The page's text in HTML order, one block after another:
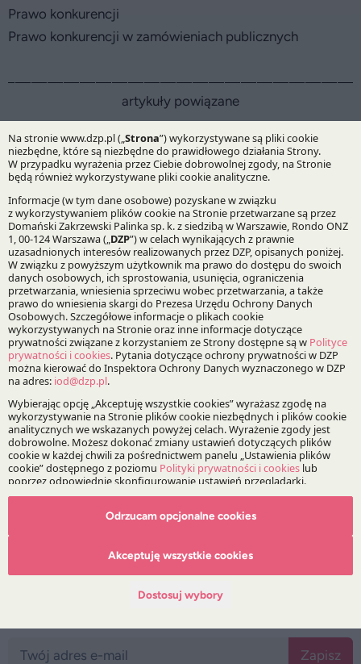
Prawo konkurencji
Prawo konkurencji w zamówieniach publicznych
artykuły powiązane
DZP ponownie w czołówce międzynarodowego
rankingu – wyniki Legal 500 EMEA 2026
W tegorocznym zestawieniu opublikowanym przez Legal
500 rekomendowanych jest 49 naszych ekspertów oraz
19 zespołów prawnych.
DZP doradzało Kulczyk Investments przy
inwestycji w jednego z kluczowych dostawców
technologii low-code dla sektora finansowego
DZP doradza | 15.01.2026
Transakcja dotyczyła spółki DomData, rozwijającej
autorską platformę low-code , wykorzystywaną przez
instytucje finansowe do automatyzacji kluczowych
procesów biznesowych.
Zapisz
Odrzucam opcjonalne cookies
Akceptuję wszystkie cookies
Dostosuj wybory